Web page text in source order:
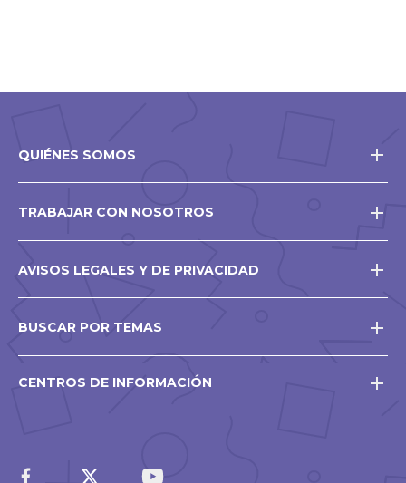
QUIÉNES SOMOS
TRABAJAR CON NOSOTROS
AVISOS LEGALES Y DE PRIVACIDAD
BUSCAR POR TEMAS
CENTROS DE INFORMACIÓN